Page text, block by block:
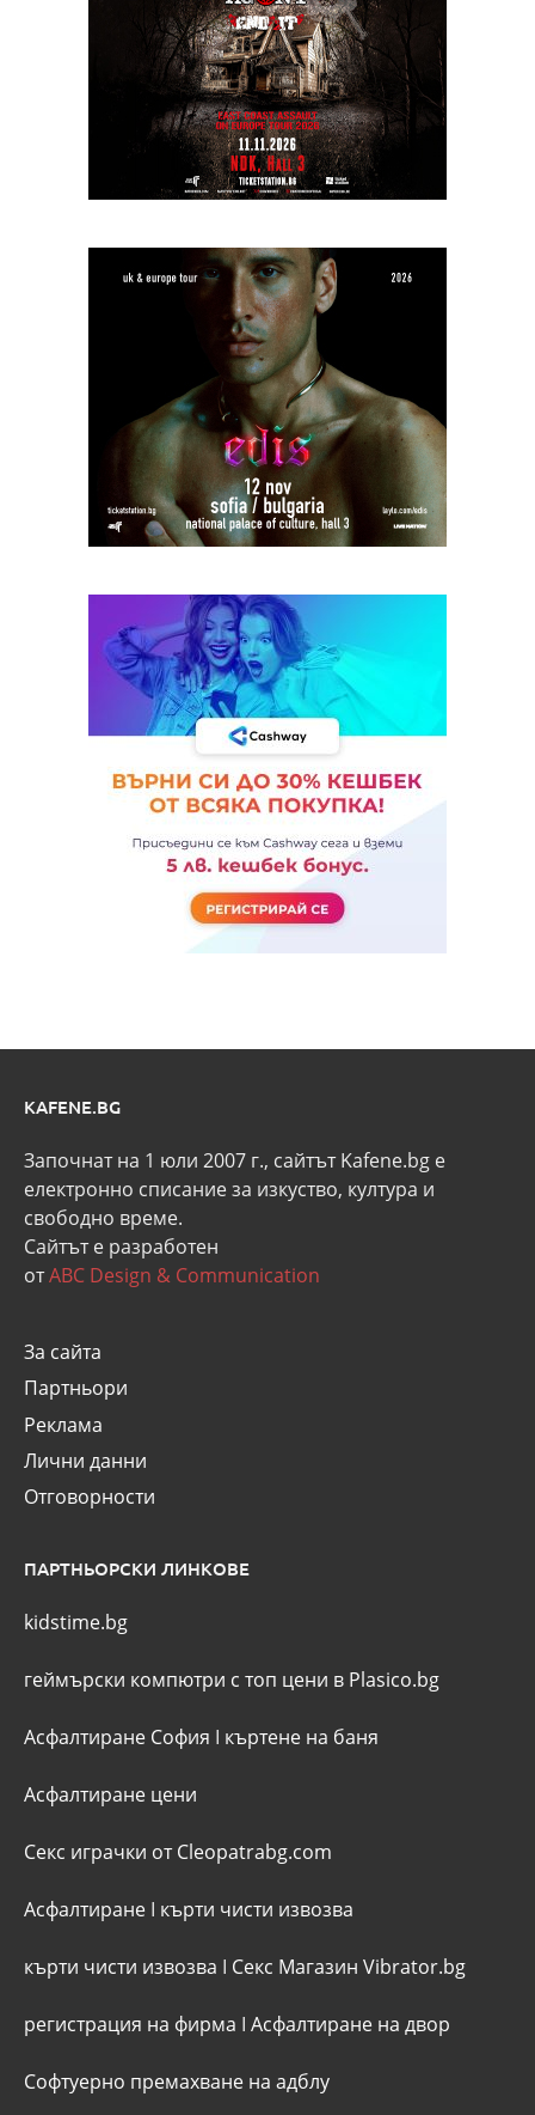
KAFENE.BG
Започнат на 1 юли 2007 г., сайтът Kafene.bg e
eлектронно списание за изкуство, култура и
свободно време.
Сайтът е разработен
отABC Design & Communication
За сайта
Партньори
Реклама
Лични данни
Отговорности
ПАРТНЬОРСКИ ЛИНКОВЕ
kidstime.bg
геймърски компютри с топ цени в Plasico.bg
Асфалтиране София I къртене на баня
Асфалтиране цени
Секс играчки от Cleopatrabg.com
Асфалтиране I кърти чисти извозва
кърти чисти извозва I Секс Магазин Vibrator.bg
регистрация на фирма I Асфалтиране на двор
Софтуерно премахване на адблу